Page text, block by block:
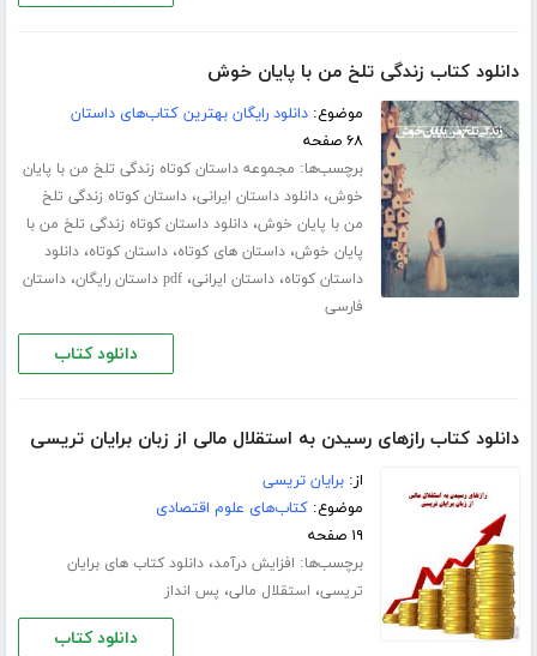
دانلود کتاب زندگی تلخ من با پایان خوش
موضوع:دانلود رایگان بهترین کتاب‌های داستان
۶۸ صفحه
برچسب‌ها: مجموعه داستان کوتاه زندگی تلخ من با پایان
خوش،دانلود داستان ایرانی،داستان کوتاه زندگی تلخ
من با پایان خوش،دانلود داستان کوتاه زندگی تلخ من با
پایان خوش،داستان های کوتاه،داستان کوتاه،دانلود
داستان کوتاه،داستان ایرانی،pdf داستان رایگان ،داستان
فارسی
دانلود کتاب
دانلود کتاب رازهای رسیدن به استقلال مالی از زبان برایان تریسی
از:برایان تریسی
موضوع:کتاب‌های علوم اقتصادی
۱۹ صفحه
برچسب‌ها: افزایش درآمد،دانلود کتاب های برایان
تریسی، استقلال مالی، پس انداز
دانلود کتاب